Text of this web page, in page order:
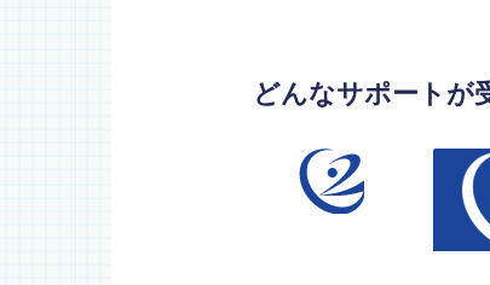
どんなサポートが